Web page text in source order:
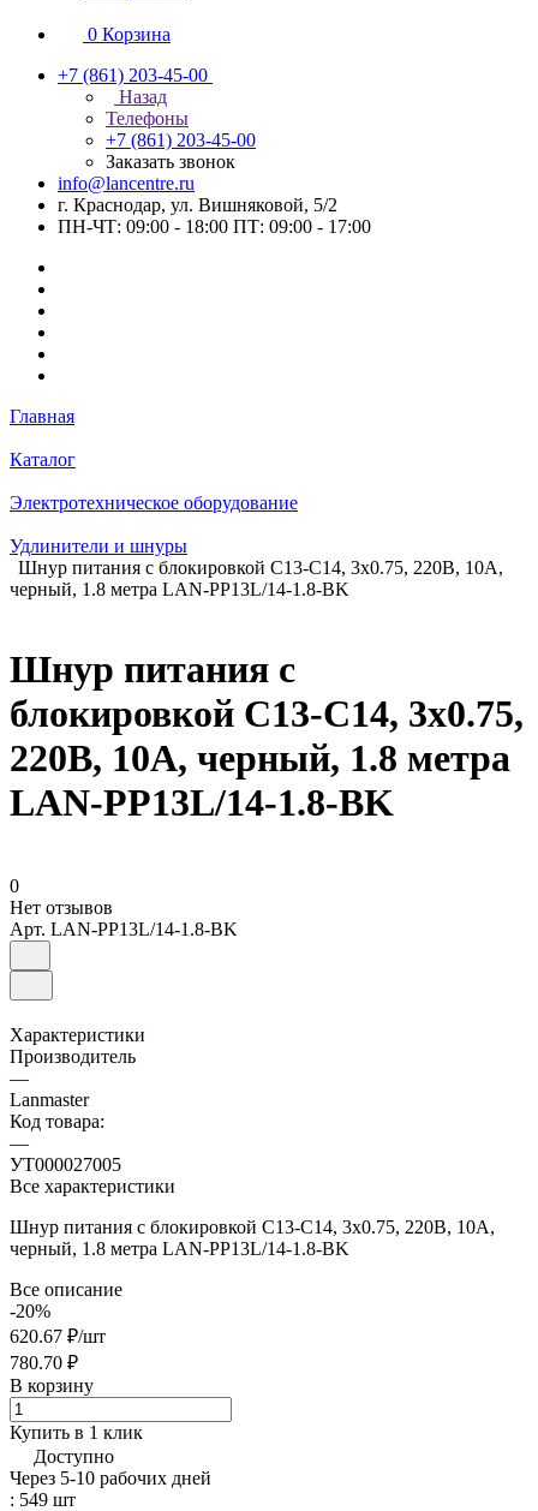
0 Корзина
+7 (861) 203-45-00
Назад
Телефоны
+7 (861) 203-45-00
Заказать звонок
info@lancentre.ru
г. Краснодар, ул. Вишняковой, 5/2
ПН-ЧТ: 09:00 - 18:00 ПТ: 09:00 - 17:00
Главная
Каталог
Электротехническое оборудование
Удлинители и шнуры
Шнур питания с блокировкой C13-C14, 3х0.75, 220В, 10А,
черный, 1.8 метра LAN-PP13L/14-1.8-BK
Шнур питания с
блокировкой C13-C14, 3х0.75,
220В, 10А, черный, 1.8 метра
LAN-PP13L/14-1.8-BK
0
Нет отзывов
Арт. LAN-PP13L/14-1.8-BK
Характеристики
Производитель
—
Lanmaster
Код товара:
—
УТ000027005
Все характеристики
Шнур питания с блокировкой C13-C14, 3х0.75, 220В, 10А,
черный, 1.8 метра LAN-PP13L/14-1.8-BK
Все описание
-20%
620.67 ₽/шт
780.70 ₽
В корзину
Купить в 1 клик
Доступно
Через 5-10 рабочих дней
: 549 шт